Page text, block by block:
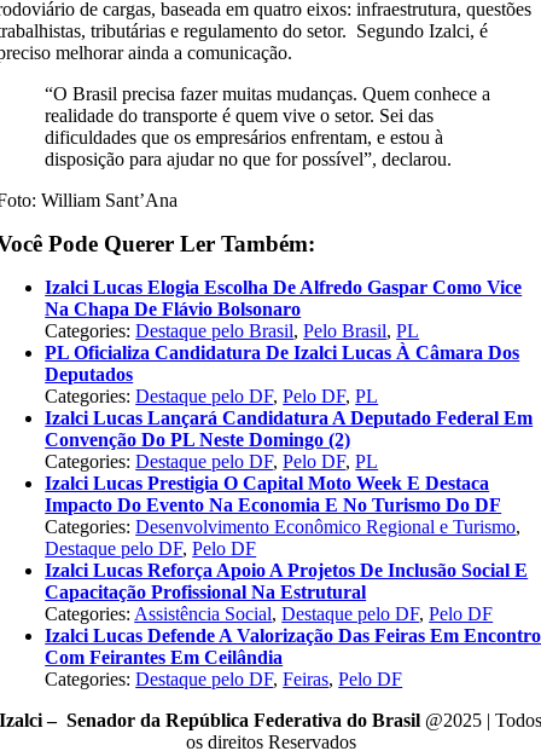
de cargas, baseada em quatro eixos: infraestrutura, questões
tributárias e regulamento do setor. Segundo Izalci, é
melhorar ainda a comunicação.
“O Brasil precisa fazer muitas mudanças. Quem conhece a
realidade do transporte é quem vive o setor. Sei das
dificuldades que os empresários enfrentam, e estou à
disposição para ajudar no que for possível”, declarou.
William Sant’Ana
Pode Querer Ler Também:
Izalci Lucas Elogia Escolha De Alfredo Gaspar Como Vice
Na Chapa De Flávio Bolsonaro
Categories:Destaque pelo Brasil,Pelo Brasil,PL
PL Oficializa Candidatura De Izalci Lucas À Câmara Dos
Deputados
Categories:Destaque pelo DF,Pelo DF,PL
Izalci Lucas Lançará Candidatura A Deputado Federal Em
Convenção Do PL Neste Domingo (2)
Categories:Destaque pelo DF,Pelo DF,PL
Izalci Lucas Prestigia O Capital Moto Week E Destaca
Impacto Do Evento Na Economia E No Turismo Do DF
Categories:Desenvolvimento Econômico Regional e Turismo,
Destaque pelo DF,Pelo DF
Izalci Lucas Reforça Apoio A Projetos De Inclusão Social E
Capacitação Profissional Na Estrutural
Categories: Assistência Social,Destaque pelo DF,Pelo DF
Izalci Lucas Defende A Valorização Das Feiras Em Encontro
Com Feirantes Em Ceilândia
Categories:Destaque pelo DF,Feiras,Pelo DF
Izalci – Senador da República Federativa do Brasil @2025 | Todos
os direitos Reservados